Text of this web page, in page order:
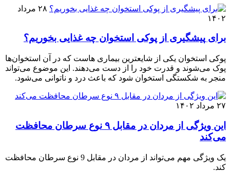
۲۸ مرداد
۱۴۰۲
برای پیشگیری از پوکی استخوان چه غذایی بخوریم؟
پوکی استخوان یکی از شایعترین بیماری هاست که در آن استخوان‌ها
پوک می‌شوند و قدرت خود را از دست می‌دهند. این موضوع می‌تواند
منجر به شکستگی استخوان شود که باعث درد و ناتوانی می‌شود.
۲۷ مرداد ۱۴۰۲
این ویژگی از مردان در مقابل ۹ نوع سرطان محافظت
می‌کند
یک ویژگی مهم می‌تواند از مردان در مقابل 9 نوع سرطان محافظت
کند.